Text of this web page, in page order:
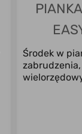
Środek w